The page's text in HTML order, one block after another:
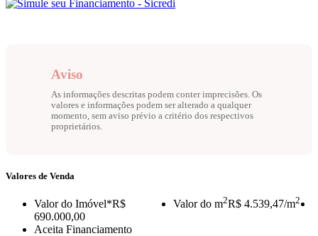
Aviso
As informações descritas podem conter imprecisões. Os
valores e informações podem ser alterado a qualquer
momento, sem aviso prévio a critério dos respectivos
proprietários.
Valores de Venda
Valor do Imóvel*R$
690.000,00
Valor do m2R$ 4.539,47/m2
Aceita Financiamento